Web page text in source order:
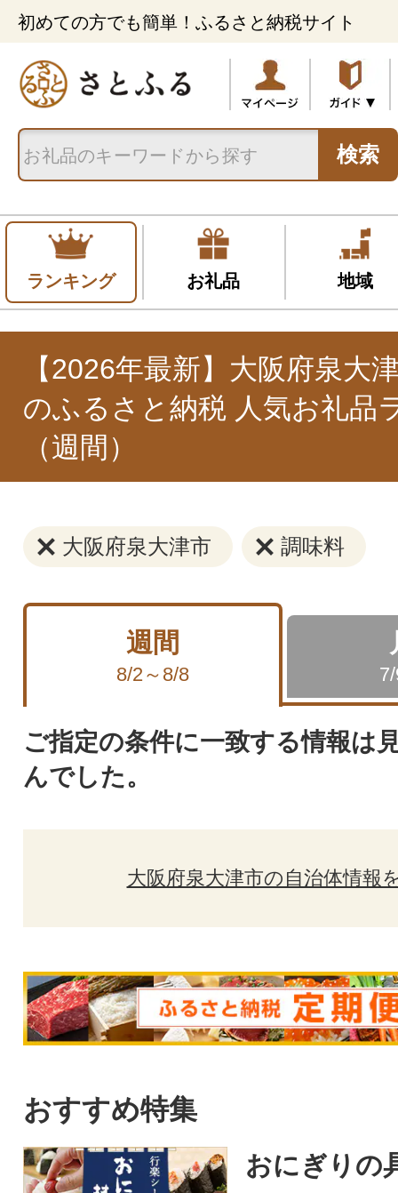
初めての方でも簡単！ふるさと納税サイト
検索
ランキング お礼品 地域
【2026年最新】大阪府泉大
のふるさと納税 人気お礼品
（週間）
大阪府泉大津市 調味料
週間
8/2～8/8
ご指定の条件に一致する情報は
んでした。
大阪府泉大津市の自治体情報
おすすめ特集
おにぎりの